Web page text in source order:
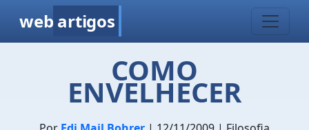
web artigos
COMO
ENVELHECER